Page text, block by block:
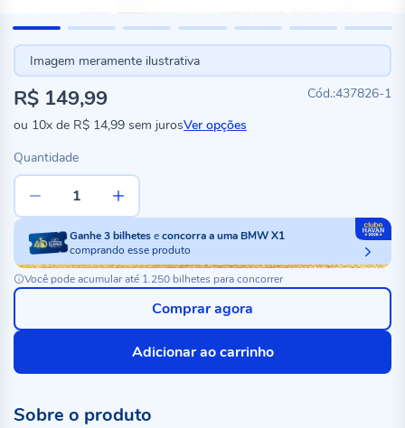
Imagem meramente ilustrativa
437826-1
R$ 149,99
ou 10x de R$ 14,99 sem jurosVer opções
Quantidade
Ganhe3bilheteseconcorra a uma BMW X1
comprando esse produto
Você pode acumular até 1.250 bilhetes para concorrer
Adicionar ao carrinho
Comprar agora
Sobre o produto